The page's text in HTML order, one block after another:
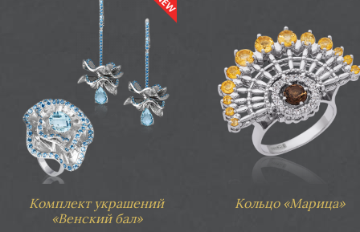
Комплект украшений
«Венский бал»
Кольцо «Марица»